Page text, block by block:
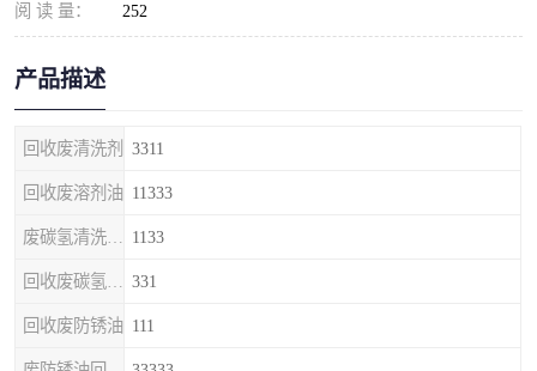
阅 读 量： 252
产品描述
回收废清洗剂 3311
回收废溶剂油 11333
1133
331
回收废防锈油 111